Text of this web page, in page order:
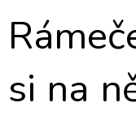
si na